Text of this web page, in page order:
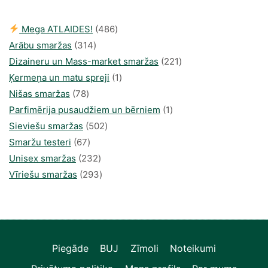
Mega ATLAIDES! 486486
Arābu smaržas 314314
produkti
Dizaineru un Mass-market smaržas 221221
Ķermeņa un matu spreji 11
Nišas smaržas 7878
produkts
Parfimērija pusaudžiem un bērniem 11
Sieviešu smaržas 502502
Smaržu testeri 6767
produkts
Unisex smaržas 232232
produkts
Vīriešu smaržas 293293
Piegāde BUJ Zīmoli
Noteikumi